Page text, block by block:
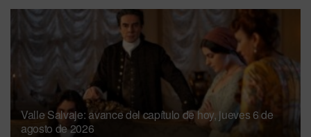
Valle Salvaje: avance del capítulo de hoy, jueves 6 de
agosto de 2026